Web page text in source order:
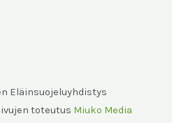
Eläinsuojeluyhdistys
toteutus Miuko Media